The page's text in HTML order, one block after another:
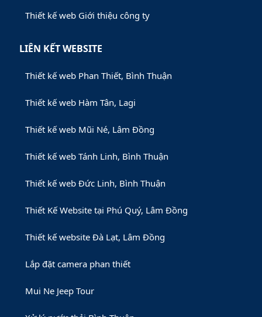
Thiết kế web Giới thiệu công ty
LIÊN KẾT WEBSITE
Thiết kế web Phan Thiết, Bình Thuận
Thiết kế web Hàm Tân, Lagi
Thiết kế web Mũi Né, Lâm Đồng
Thiết kế web Tánh Linh, Bình Thuận
Thiết kế web Đức Linh, Bình Thuận
Thiết Kế Website tại Phú Quý, Lâm Đồng
Thiết kế website Đà Lạt, Lâm Đồng
Lắp đặt camera phan thiết
Mui Ne Jeep Tour